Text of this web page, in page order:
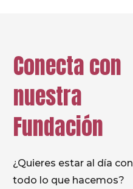
Conecta con
nuestra
Fundación
¿Quieres estar al día con
todo lo que hacemos?